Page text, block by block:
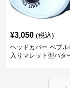
¥3,050 (税込)
ヘッドカバー ペブ
入りマレット型パタ